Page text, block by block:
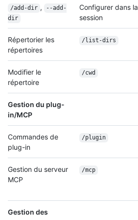
/add-dir ,
--add-
dir
Configurer dans la
session
Répertorier les
répertoires
/list-dirs
Modifier le
répertoire
/cwd
Gestion du plug-
in/MCP
Commandes de
plug-in
/plugin
Gestion du serveur
MCP
/mcp
Gestion des